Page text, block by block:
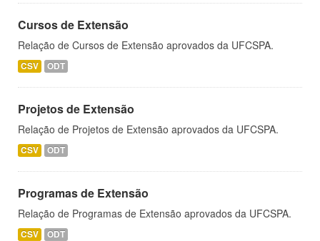
Cursos de Extensão
Relação de Cursos de Extensão aprovados da UFCSPA.
CSV ODT
Projetos de Extensão
Relação de Projetos de Extensão aprovados da UFCSPA.
CSV ODT
Programas de Extensão
Relação de Programas de Extensão aprovados da UFCSPA.
CSV ODT